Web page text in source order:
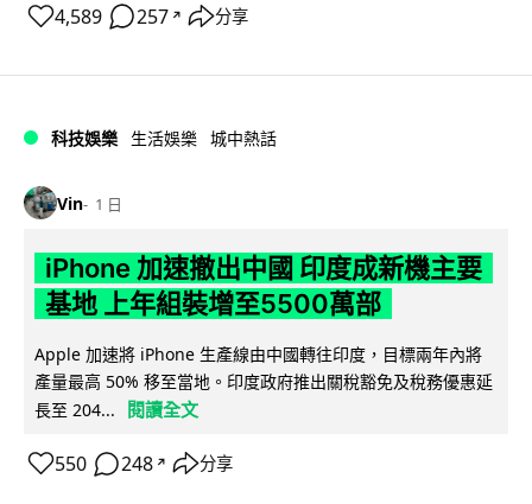
4,589 257 ↗ 分享
科技娛樂 生活娛樂 城中熱話
Vin 1 日
iPhone 加速撤出中國 印度成新機主要
基地 上年組裝增至5500萬部
Apple 加速將 iPhone 生產線由中國轉往印度，目標兩年內將
產量最高 50% 移至當地。印度政府推出關稅豁免及稅務優惠延
長至 204...
閱讀全文
550 248 ↗ 分享